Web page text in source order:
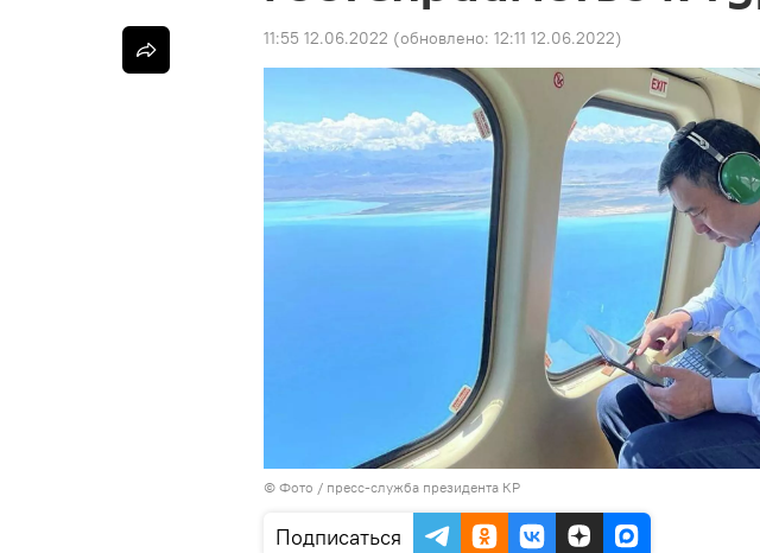
11:55 12.06.2022 (обновлено: 12:11 12.06.2022)
© Фото / пресс-служба президента КР
Подписаться